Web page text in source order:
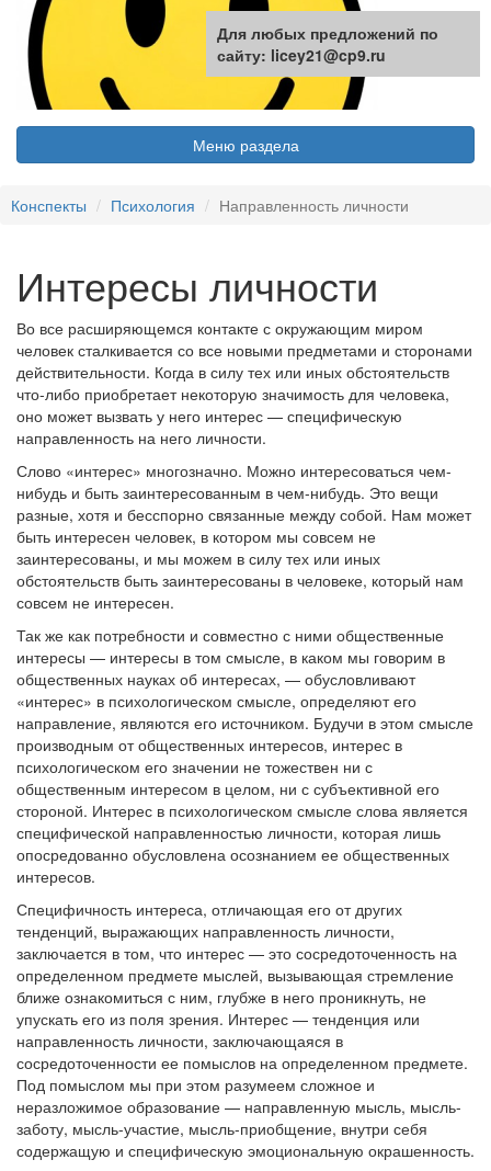
Меню раздела
Конспекты Психология Направленность личности
Интересы личности
Во все расширяющемся контакте с окружающим миром
человек сталкивается со все новыми предметами и сторонами
действительности. Когда в силу тех или иных обстоятельств
что-либо приобретает некоторую значимость для человека,
оно может вызвать у него интерес — специфическую
направленность на него личности.
Слово «интерес» многозначно. Можно интересоваться чем-
нибудь и быть заинтересованным в чем-нибудь. Это вещи
разные, хотя и бесспорно связанные между собой. Нам может
быть интересен человек, в котором мы совсем не
заинтересованы, и мы можем в силу тех или иных
обстоятельств быть заинтересованы в человеке, который нам
совсем не интересен.
Так же как потребности и совместно с ними общественные
интересы — интересы в том смысле, в каком мы говорим в
общественных науках об интересах, — обусловливают
«интерес» в психологическом смысле, определяют его
направление, являются его источником. Будучи в этом смысле
производным от общественных интересов, интерес в
психологическом его значении не тожествен ни с
общественным интересом в целом, ни с субъективной его
стороной. Интерес в психологическом смысле слова является
специфической направленностью личности, которая лишь
опосредованно обусловлена осознанием ее общественных
интересов.
Специфичность интереса, отличающая его от других
тенденций, выражающих направленность личности,
заключается в том, что интерес — это сосредоточенность на
определенном предмете мыслей, вызывающая стремление
ближе ознакомиться с ним, глубже в него проникнуть, не
упускать его из поля зрения. Интерес — тенденция или
направленность личности, заключающаяся в
сосредоточенности ее помыслов на определенном предмете.
Под помыслом мы при этом разумеем сложное и
неразложимое образование — направленную мысль, мысль-
заботу, мысль-участие, мысль-приобщение, внутри себя
содержащую и специфическую эмоциональную окрашенность.
Для любых предложений по
сайту: licey21@cp9.ru